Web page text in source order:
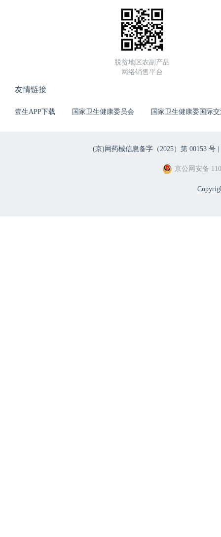
脱贫地区农副产品
网络销售平台
友情链接
壹生APP下载 国家卫生健康委员会 国家卫生健康委国际
(京)网药械信息备字（2025）第 00153 号 |
京公网安备